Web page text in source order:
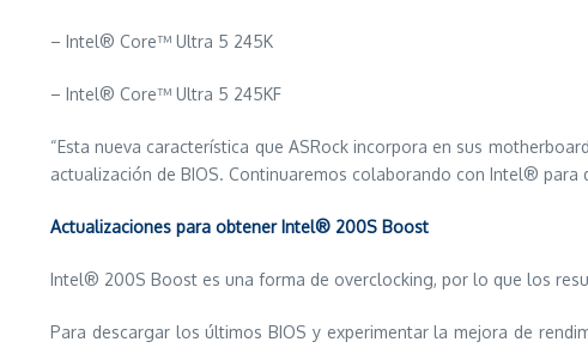
– Intel® Core™ Ultra 5 245K
– Intel® Core™ Ultra 5 245KF
“Esta nueva característica que ASRock incorpora en sus
actualización de BIOS. Continuaremos colaborando con Intel®
Actualizaciones para obtener Intel® 200S Boost
Intel® 200S Boost es una forma de overclocking, por lo que los
Para descargar los últimos BIOS y experimentar la mejora de